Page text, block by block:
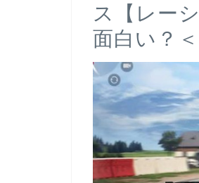
ス【レー
面白い？